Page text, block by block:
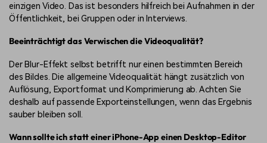
einzigen Video. Das ist besonders hilfreich bei Aufnahmen in der
Öffentlichkeit, bei Gruppen oder in Interviews.
Beeinträchtigt das Verwischen die Videoqualität?
Der Blur-Effekt selbst betrifft nur einen bestimmten Bereich
des Bildes. Die allgemeine Videoqualität hängt zusätzlich von
Auflösung, Exportformat und Komprimierung ab. Achten Sie
deshalb auf passende Exporteinstellungen, wenn das Ergebnis
sauber bleiben soll.
Wann sollte ich statt einer iPhone-App einen Desktop-Editor